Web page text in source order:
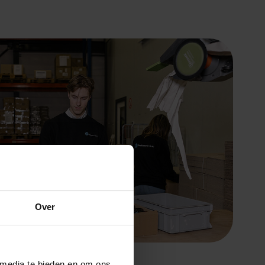
Over